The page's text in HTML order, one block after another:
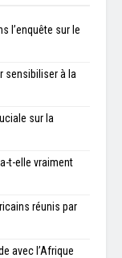
l’enquête sur le
sensibiliser à la
sur la
t-elle vraiment
réunis par
avec l’Afrique